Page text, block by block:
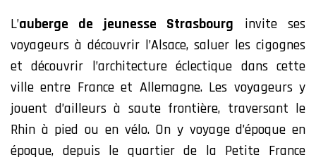
L’auberge de jeunesse Strasbourg invite ses
voyageurs à découvrir l’Alsace, saluer les cigognes
et découvrir l’architecture éclectique dans cette
ville entre France et Allemagne. Les voyageurs y
jouent d’ailleurs à saute frontière, traversant le
Rhin à pied ou en vélo. On y voyage d’époque en
époque, depuis le quartier de la Petite France